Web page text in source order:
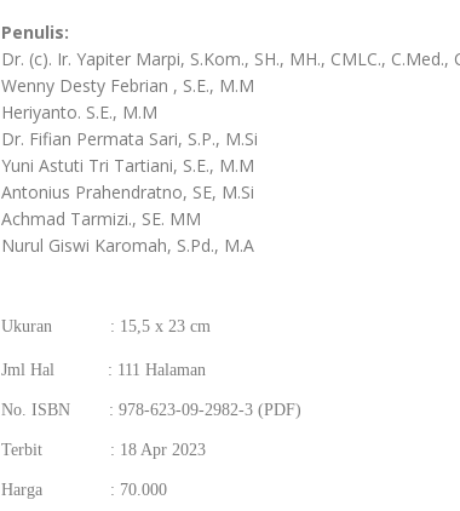
Penulis:
Dr. (c). Ir. Yapiter Marpi, S.Kom., SH., MH., CMLC., C.Med.,
Wenny Desty Febrian , S.E., M.M
Heriyanto. S.E., M.M
Dr. Fifian Permata Sari, S.P., M.Si
Yuni Astuti Tri Tartiani, S.E., M.M
Antonius Prahendratno, SE, M.Si
Achmad Tarmizi., SE. MM
Nurul Giswi Karomah, S.Pd., M.A
Ukuran : 15,5 x 23 cm
Jml Hal : 111 Halaman
No. ISBN : 978-623-09-2982-3 (PDF)
Terbit : 18 Apr 2023
Harga : 70.000